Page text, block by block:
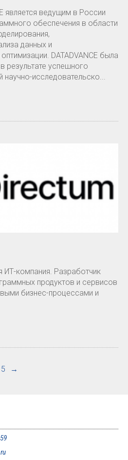
является ведущим в России
обеспечения в области
данных и
DATADVANCE была
результате успешного
научно-исследовательско...
ИТ-компания. Разработчик
продуктов и сервисов
бизнес-процессами и
5 →